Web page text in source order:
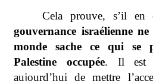
Cela prouve, s’il en
gouvernance israélienne
monde sache ce qui se
Palestine occupée. Il est
aujourd’hui
de mettre